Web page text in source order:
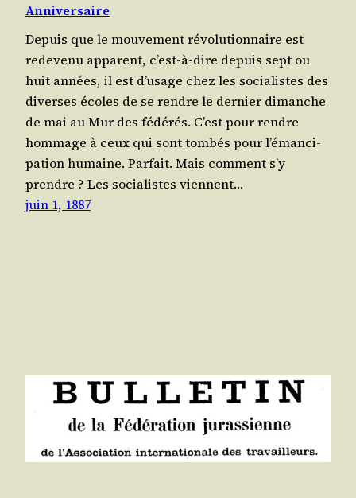
Anniversaire
Depuis que le mou­ve­ment révo­lu­tion­naire est
rede­ve­nu appa­rent, c’est-à-dire depuis sept ou
huit années, il est d’u­sage chez les socia­listes des
diverses écoles de se rendre le der­nier dimanche
de mai au Mur des fédé­rés. C’est pour rendre
hom­mage à ceux qui sont tom­bés pour l’é­man­ci­
pa­tion humaine. Par­fait. Mais com­ment s’y
prendre ? Les socia­listes viennent…
juin 1, 1887